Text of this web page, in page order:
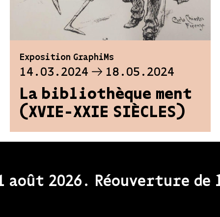
Exposition GraphiMs
14.03.2024 18.05.2024
La bibliothèque ment
(XVIE-XXIE SIÈCLES)
2026. Réouverture de